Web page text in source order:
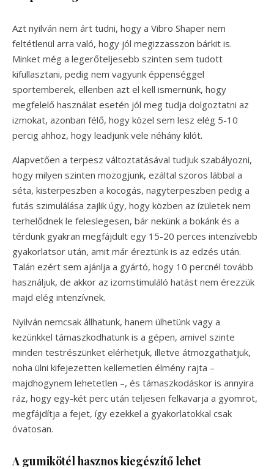
Azt nyilván nem árt tudni, hogy a Vibro Shaper nem
feltétlenül arra való, hogy jól megizzasszon bárkit is.
Minket még a legerőteljesebb szinten sem tudott
kifullasztani, pedig nem vagyunk éppenséggel
sportemberek, ellenben azt el kell ismernünk, hogy
megfelelő használat esetén jól meg tudja dolgoztatni az
izmokat, azonban félő, hogy közel sem lesz elég 5-10
percig ahhoz, hogy leadjunk vele néhány kilót.
Alapvetően a terpesz változtatásával tudjuk szabályozni,
hogy milyen szinten mozogjunk, ezáltal szoros lábbal a
séta, kisterpeszben a kocogás, nagyterpeszben pedig a
futás szimulálása zajlik úgy, hogy közben az ízületek nem
terhelődnek le feleslegesen, bár nekünk a bokánk és a
térdünk gyakran megfájdult egy 15-20 perces intenzívebb
gyakorlatsor után, amit már éreztünk is az edzés után.
Talán ezért sem ajánlja a gyártó, hogy 10 percnél tovább
használjuk, de akkor az izomstimuláló hatást nem érezzük
majd elég intenzívnek.
Nyilván nemcsak állhatunk, hanem ülhetünk vagy a
kezünkkel támaszkodhatunk is a gépen, amivel szinte
minden testrészünket elérhetjük, illetve átmozgathatjuk,
noha ülni kifejezetten kellemetlen élmény rajta –
majdhogynem lehetetlen –, és támaszkodáskor is annyira
ráz, hogy egy-két perc után teljesen felkavarja a gyomrot,
megfájdítja a fejet, így ezekkel a gyakorlatokkal csak
óvatosan.
A gumikötél hasznos kiegészítő lehet